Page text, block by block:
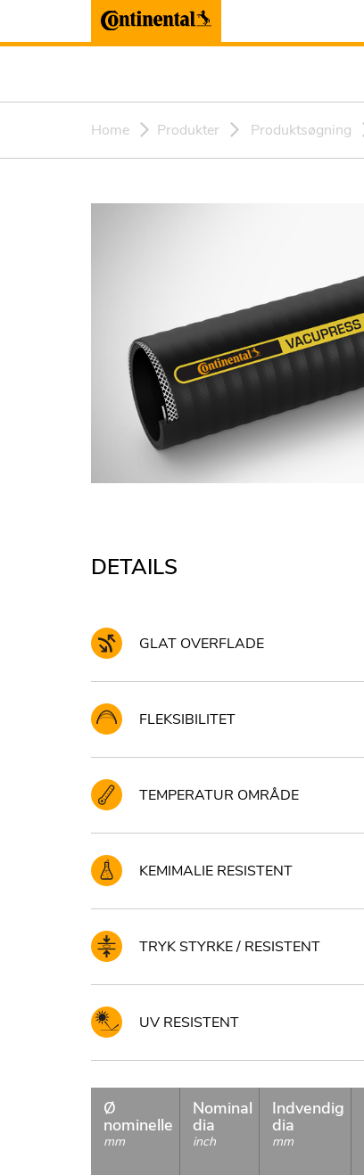
Home Produkter Produktsøgning
DETAILS
GLAT OVERFLADE
FLEKSIBILITET
TEMPERATUR OMRÅDE
KEMIMALIE RESISTENT
TRYK STYRKE / RESISTENT
UV RESISTENT
Ø
nominelle
mm
Nominal
dia
inch
Indvendig
dia
mm